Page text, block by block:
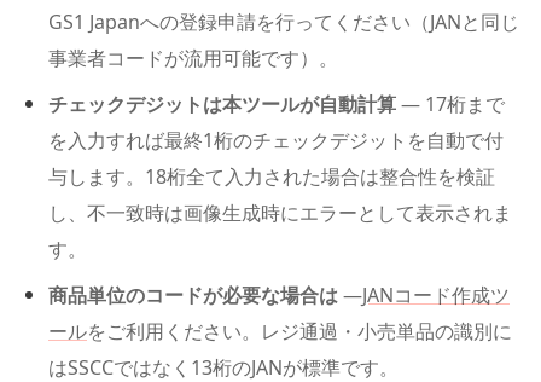
GS1 Japanへの登録申請を行ってください（JANと同じ
事業者コードが流用可能です）。
チェックデジットは本ツールが自動計算— 17桁まで
を入力すれば最終1桁のチェックデジットを自動で付
与します。18桁全て入力された場合は整合性を検証
し、不一致時は画像生成時にエラーとして表示されま
す。
商品単位のコードが必要な場合は—JANコード作成ツ
ールをご利用ください。レジ通過・小売単品の識別に
はSSCCではなく13桁のJANが標準です。